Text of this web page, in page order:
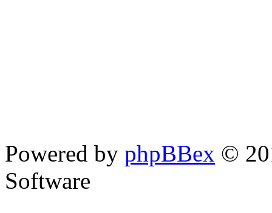
Powered by phpBBex ©
Software